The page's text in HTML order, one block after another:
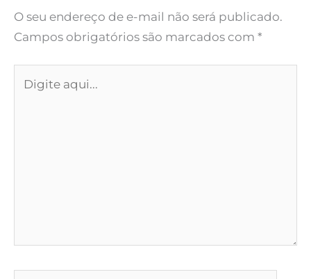
O seu endereço de e-mail não será publicado.
Campos obrigatórios são marcados com *
aqui...